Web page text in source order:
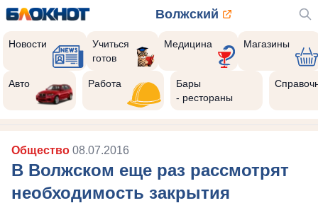
Волжский
Новости
Учиться
готов
Медицина Магазины
Авто Работа
Бары
- рестораны
Общество 08.07.2016
В Волжском еще раз рассмотрят
необходимость закрытия